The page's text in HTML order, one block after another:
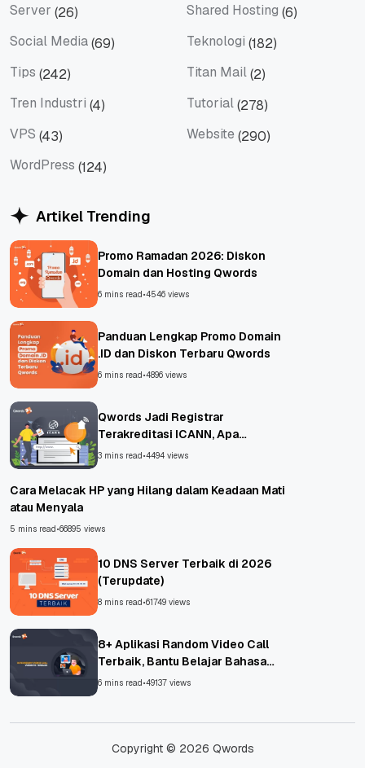
Server (26) Shared Hosting (6)
Social Media(69) Teknologi (182)
Tips (242) Titan Mail(2)
Tren Industri (4) Tutorial(278)
VPS (43) Website (290)
WordPress (124)
Artikel Trending
Promo Ramadan 2026: Diskon
Domain dan Hosting Qwords
6 mins read•4546 views
Panduan Lengkap Promo Domain
.ID dan Diskon Terbaru Qwords
6 mins read•4896 views
Qwords Jadi Registrar
Terakreditasi ICANN, Apa
Untungnya?
3 mins read•4494 views
Cara Melacak HP yang Hilang dalam Keadaan Mati
atau Menyala
5 mins read•66895 views
10 DNS Server Terbaik di 2026
(Terupdate)
8 mins read•61749 views
8+ Aplikasi Random Video Call
Terbaik, Bantu Belajar Bahasa
Asing!
6 mins read•49137 views
Copyright © 2026 Qwords